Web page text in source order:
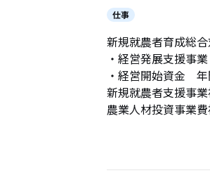
仕事
新規就農者育成総
・経営発展支援事
・経営開始資金 年
新規就農者支援事
農業人材投資事業